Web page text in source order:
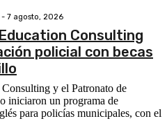
- 7 agosto, 2026
Consulting
policial con becas
y el Patronato de
iniciaron un programa de
para policías municipales, con el